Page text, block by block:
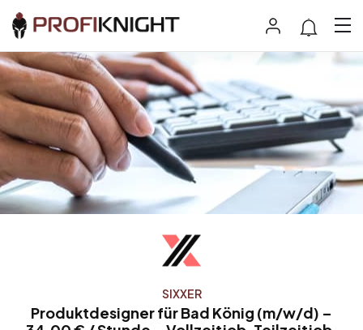
SIXXER
Produktdesigner für Bad König (m/w/d) –